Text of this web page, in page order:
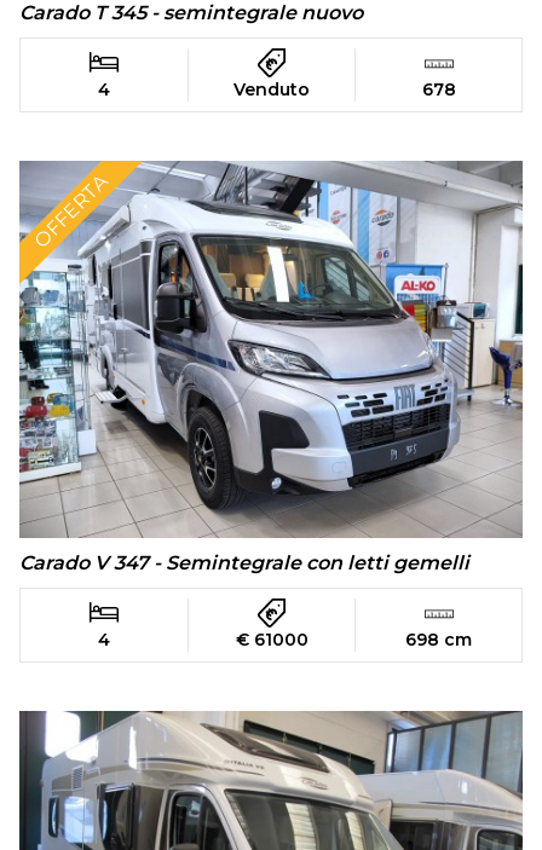
Carado T 345 - semintegrale nuovo
4 Venduto 678
OFFERTA
Carado V 347 - Semintegrale con letti gemelli
4 € 61000 698 cm